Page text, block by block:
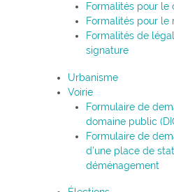
Formalités pour le
Formalités pour le
Formalités de
signature
Urbanisme
Voirie
Formulaire de
domaine public
Formulaire de
d’une place de
déménagement